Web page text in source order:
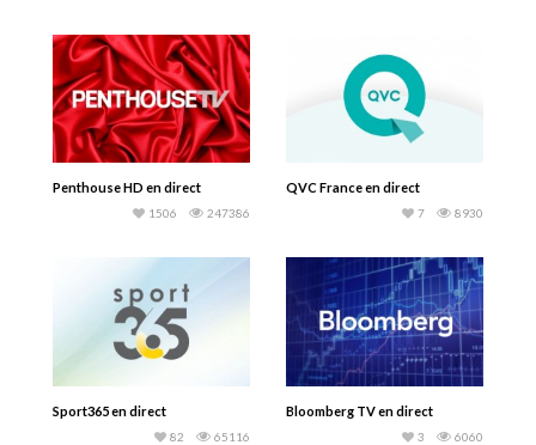
Penthouse HD en direct
247386
1506
QVC France en direct
8930
7
Sport365 en direct
65116
82
Bloomberg TV en direct
6060
3